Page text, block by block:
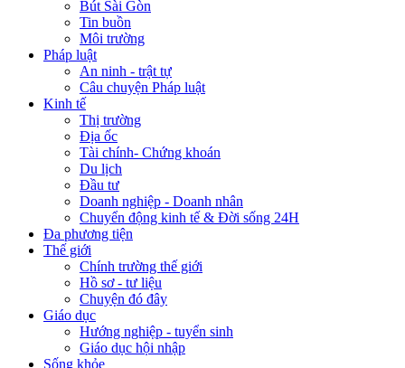
Bút Sài Gòn
Tin buồn
Môi trường
Pháp luật
An ninh - trật tự
Câu chuyện Pháp luật
Kinh tế
Thị trường
Địa ốc
Tài chính- Chứng khoán
Du lịch
Đầu tư
Doanh nghiệp - Doanh nhân
Chuyển động kinh tế & Đời sống 24H
Đa phương tiện
Thế giới
Chính trường thế giới
Hồ sơ - tư liệu
Chuyện đó đây
Giáo dục
Hướng nghiệp - tuyển sinh
Giáo dục hội nhập
Sống khỏe